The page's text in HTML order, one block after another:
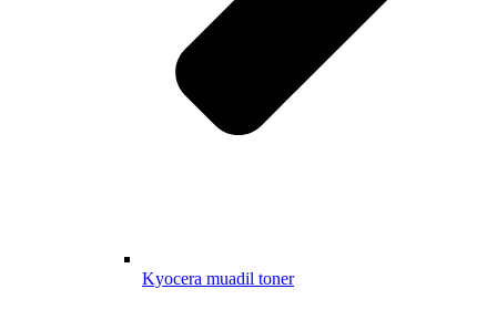
Kyocera muadil toner